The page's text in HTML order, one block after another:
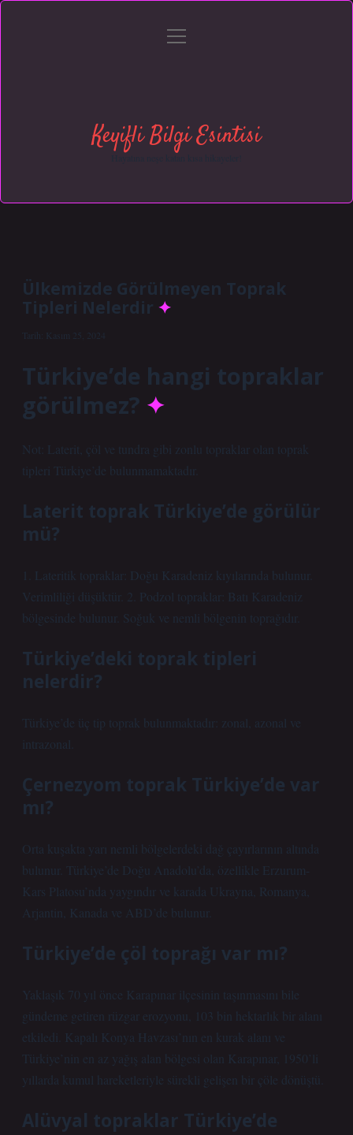
Gizlilik Politikası
menüyü
Keyifli Bilgi Esintisi
Ülkemizde Görülmeyen Toprak
Tipleri Nelerdir
Tarih: Kasım 25, 2024
Türkiye’de hangi topraklar
görülmez?
Not: Laterit, çöl ve tundra gibi zonlu topraklar olan toprak
tipleri Türkiye’de bulunmamaktadır.
Laterit toprak Türkiye’de görülür
mü?
1. Lateritik topraklar: Doğu Karadeniz kıyılarında bulunur.
Verimliliği düşüktür. 2. Podzol topraklar: Batı Karadeniz
bölgesinde bulunur. Soğuk ve nemli bölgenin toprağıdır.
Türkiye’deki toprak tipleri
nelerdir?
Türkiye’de üç tip toprak bulunmaktadır: zonal, azonal ve
intrazonal.
Çernezyom toprak Türkiye’de var
mı?
Orta kuşakta yarı nemli bölgelerdeki dağ çayırlarının altında
bulunur. Türkiye’de Doğu Anadolu’da, özellikle Erzurum-
Kars Platosu’nda yaygındır ve karada Ukrayna, Romanya,
Arjantin, Kanada ve ABD’de bulunur.
Türkiye’de çöl toprağı var mı?
Yaklaşık 70 yıl önce Karapınar ilçesinin taşınmasını bile
gündeme getiren rüzgar erozyonu, 103 bin hektarlık bir alanı
etkiledi. Kapalı Konya Havzası’nın en kurak alanı ve
Türkiye’nin en az yağış alan bölgesi olan Karapınar, 1950’li
yıllarda kumul hareketleriyle sürekli gelişen bir çöle dönüştü.
Alüvyal topraklar Türkiye’de